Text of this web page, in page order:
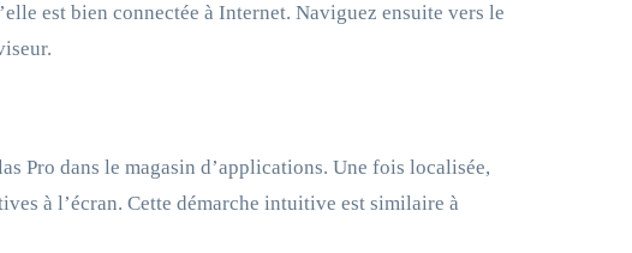
est bien connectée à Internet. Naviguez ensuite vers le
Pro dans le magasin d’applications. Une fois localisée,
à l’écran. Cette démarche intuitive est similaire à